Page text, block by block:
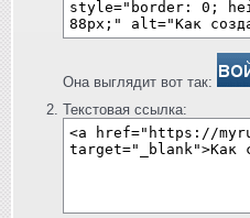
Она выглядит вот так:
Текстовая ссылка: